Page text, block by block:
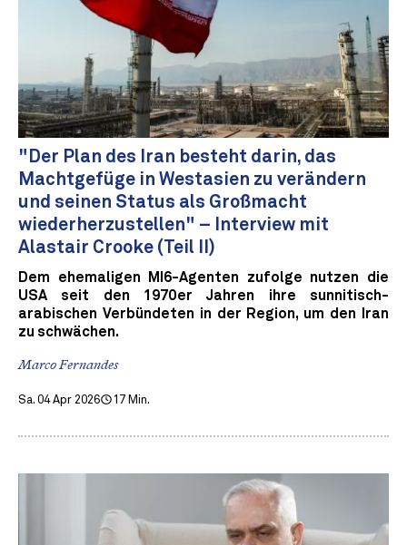
"Der Plan des Iran besteht darin, das
Machtgefüge in Westasien zu verändern
und seinen Status als Großmacht
wiederherzustellen" – Interview mit
Alastair Crooke (Teil II)
Dem ehemaligen MI6-Agenten zufolge nutzen die
USA seit den 1970er Jahren ihre sunnitisch-
arabischen Verbündeten in der Region, um den Iran
zu schwächen.
Marco Fernandes
Sa. 04 Apr 2026 17 Min.